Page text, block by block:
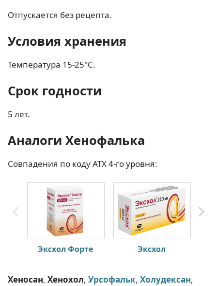
Отпускается без рецепта.
Условия хранения
Температура 15-25°С.
Срок годности
5 лет.
Аналоги Хенофалька
Совпадения по коду АТХ 4-го уровня:
Эксхол Форте Эксхол
Хеносан, Хенохол, Урсофальк, Холудексан,